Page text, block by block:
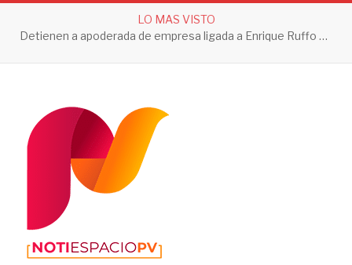
LO MAS VISTO
Detienen a apoderada de empresa ligada a Enrique Ruffo por investigación de Huachicol Fiscal